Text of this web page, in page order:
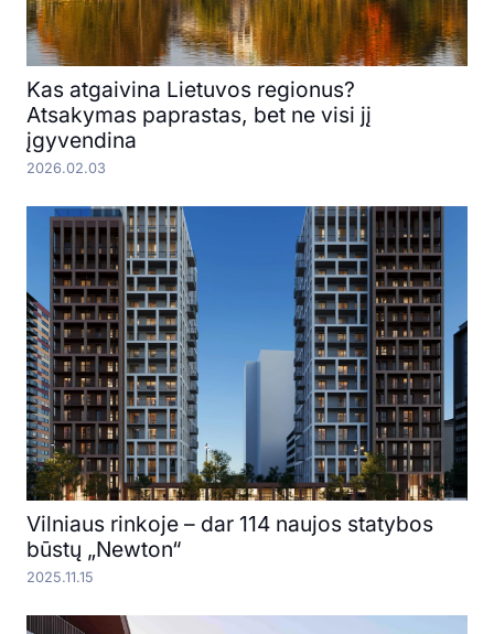
Kas atgaivina Lietuvos regionus?
Atsakymas paprastas, bet ne visi jį
įgyvendina
2026.02.03
Vilniaus rinkoje – dar 114 naujos statybos
būstų „Newton“
2025.11.15